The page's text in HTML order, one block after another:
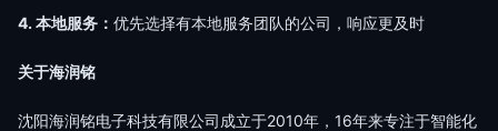
4. 本地服务： 优先选择有本地服务团队的公司，响应更及时
关于海润铭
沈阳海润铭电子科技有限公司成立于2010年，16年来专注于智能化